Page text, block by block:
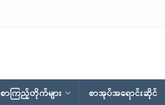
စာကြည့်တိုက်များ စာအုပ်အရောင်းဆိုင်